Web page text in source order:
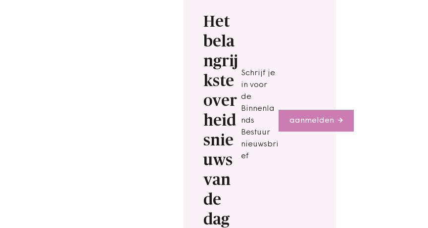
Het
bela
ngrij
kste
over
heid
snie
uws
van
de
dag
Schrijf je
in voor
de
Binnenla
nds
Bestuur
nieuwsbri
ef
aanmelden